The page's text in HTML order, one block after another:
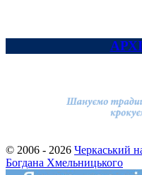
© 2006 - 2026 Черкаський
Богдана Хмельницького